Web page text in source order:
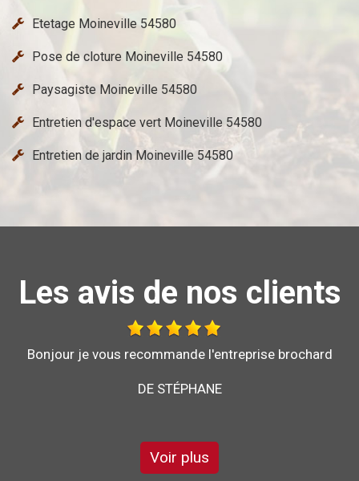
Etetage Moineville 54580
Pose de cloture Moineville 54580
Paysagiste Moineville 54580
Entretien d'espace vert Moineville 54580
Entretien de jardin Moineville 54580
Les avis de nos clients
Travail effectué avec sérieux.
DE GÉGÉ
Voir plus